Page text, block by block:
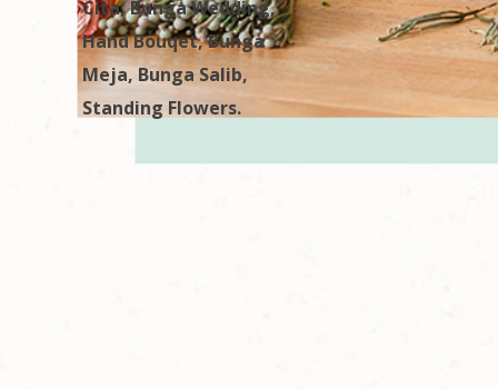
Cita, Bunga Wedding,
Hand Bouqet, Bunga
Meja, Bunga Salib,
Standing Flowers.